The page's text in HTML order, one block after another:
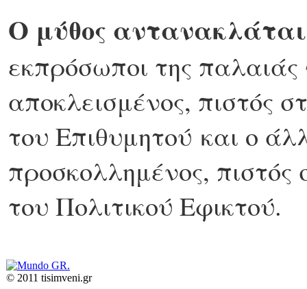
Ο μύθος
εκπρόσωποι της
αποκλεισμένος, πιστός
του Επιθυμητού και ο
προσκολλημένος, πιστός
του Πολιτικού Εφικτού.
© 2011 tisimveni.gr